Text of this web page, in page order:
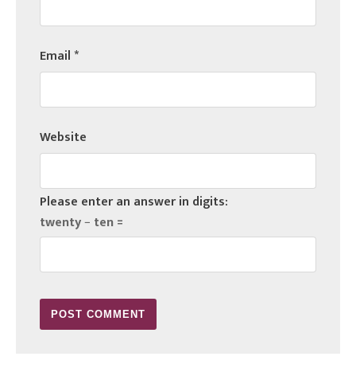
Email*
Website
Please enter an answer in digits:
twenty − ten =